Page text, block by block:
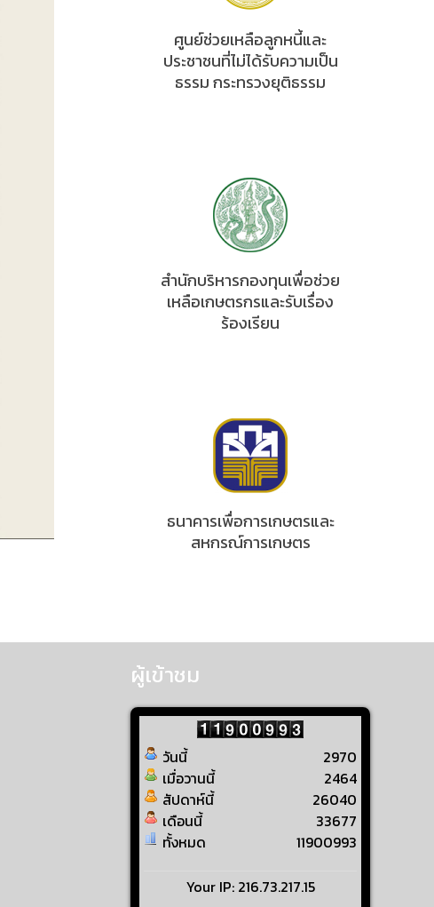
ศูนย์ช่วยเหลือลูกหนี้และ
ประชาชนที่ไม่ได้รับความเป็น
ธรรม กระทรวงยุติธรรม
สำนักบริหารกองทุนเพื่อช่วย
เหลือเกษตรกรและรับเรื่อง
ร้องเรียน
ธนาคารเพื่อการเกษตรและ
สหกรณ์การเกษตร
ผู้เข้าชม
วันนี้
เมื่อวานนี้
สัปดาห์นี้
เดือนนี้
ทั้งหมด
2970
2464
26040
33677
11900993
Your IP: 216.73.217.15